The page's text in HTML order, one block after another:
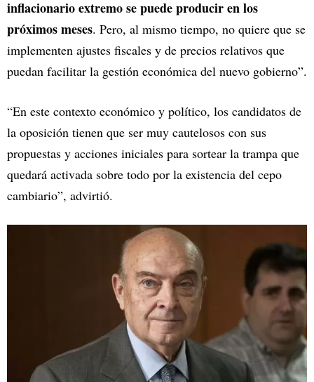
inflacionario extremo se puede producir en los
próximos meses. Pero, al mismo tiempo, no quiere que se
implementen ajustes fiscales y de precios relativos que
puedan facilitar la gestión económica del nuevo gobierno”.
“En este contexto económico y político, los candidatos de
la oposición tienen que ser muy cautelosos con sus
propuestas y acciones iniciales para sortear la trampa que
quedará activada sobre todo por la existencia del cepo
cambiario”, advirtió.